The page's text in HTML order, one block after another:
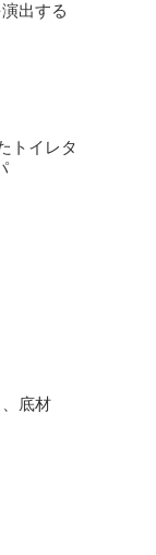
出する
トイレタ
底材